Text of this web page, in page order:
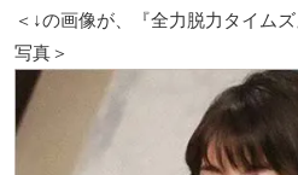
＜↓の画像が、『全力脱力タイム
写真＞